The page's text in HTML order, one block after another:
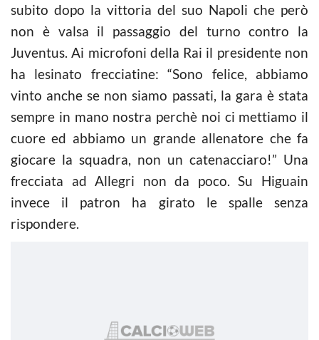
subito dopo la vittoria del suo Napoli che però
non è valsa il passaggio del turno contro la
Juventus. Ai microfoni della Rai il presidente non
ha lesinato frecciatine: “Sono felice, abbiamo
vinto anche se non siamo passati, la gara è stata
sempre in mano nostra perchè noi ci mettiamo il
cuore ed abbiamo un grande allenatore che fa
giocare la squadra, non un catenacciaro!” Una
frecciata ad Allegri non da poco. Su Higuain
invece il patron ha girato le spalle senza
rispondere.